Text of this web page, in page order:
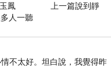
林玉鳳 上一篇說到靜
人一聽
不太好。坦白說，我覺得昨